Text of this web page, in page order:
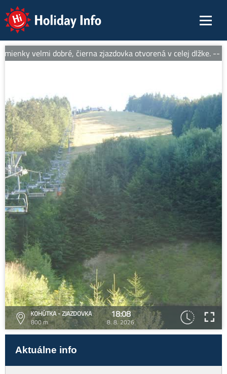
Holiday Info
velmi dobré, čierna zjazdovka otvorená v celej dlžke. --
KOHÚTKA - ZJAZDOVKA
800 m
18:08
8. 8. 2026
Aktuálne info